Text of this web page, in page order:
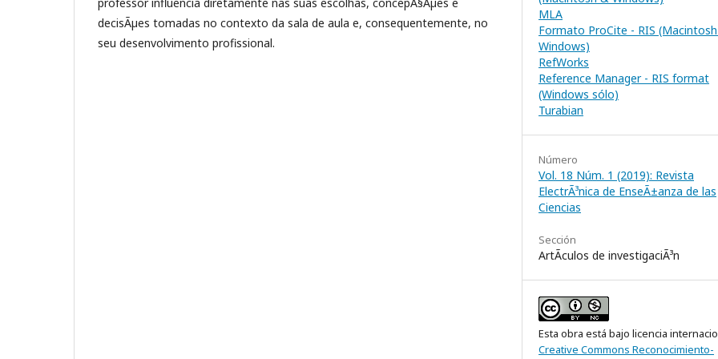
decisÃµes tomadas no contexto da sala de aula e, consequentemente, no
seu desenvolvimento profissional.
MLA
Formato ProCite - RIS
Windows)
RefWorks
Reference Manager - RIS format
(Windows sólo)
Turabian
Número
Vol. 18 Núm. 1 (2019): Revista
ElectrÃ³nica de EnseÃ±anza de las
Ciencias
Sección
ArtÃ­culos de investigaciÃ³n
Esta obra está bajo licencia
Creative Commons Reconocimiento-